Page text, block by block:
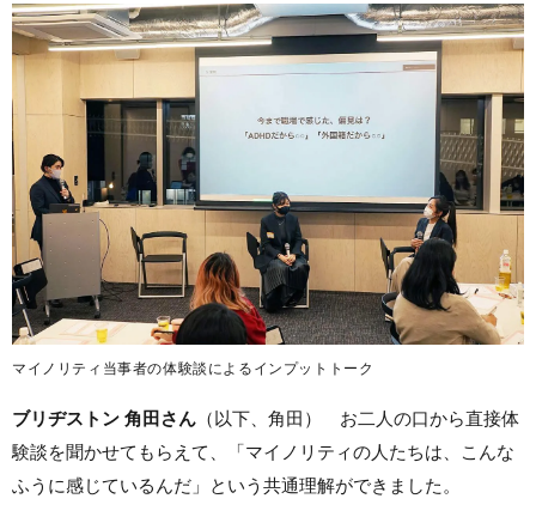
マイノリティ当事者の体験談によるインプットトーク
ブリヂストン 角田さん （以下、角田） お二人の口から直接体
験談を聞かせてもらえて、「マイノリティの人たちは、こんな
ふうに感じているんだ」という共通理解ができました。